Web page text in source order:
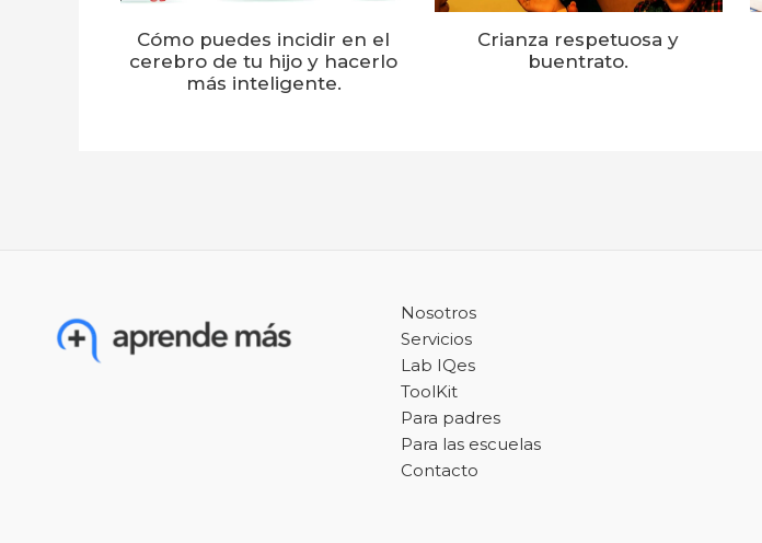
Cómo puedes incidir en el
cerebro de tu hijo y hacerlo
más inteligente.
Crianza respetuosa y
buentrato.
Nosotros
Servicios
Lab IQes
ToolKit
Para padres
Para las escuelas
Contacto